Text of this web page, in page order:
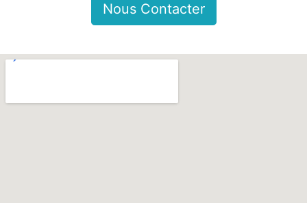
Nous Contacter